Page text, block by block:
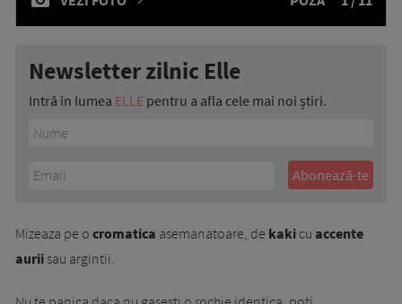
Newsletter zilnic Elle
Intră în lumea ELLE pentru a afla cele mai noi știri.
Mizeaza pe o cromatica asemanatoare, de kaki cu accente
auriisau argintii.